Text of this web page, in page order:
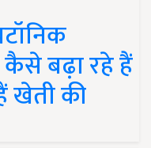
बढ़ा रहे हैं
खेती की